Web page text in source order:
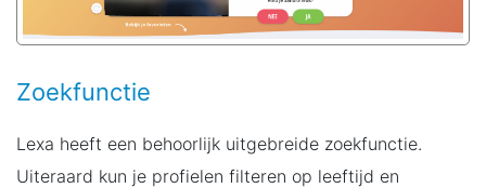
Zoekfunctie
Lexa heeft een behoorlijk uitgebreide zoekfunctie.
Uiteraard kun je profielen filteren op leeftijd en